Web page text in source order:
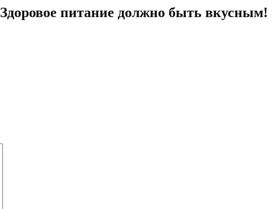
Здоровое питание должно быть вкусным!